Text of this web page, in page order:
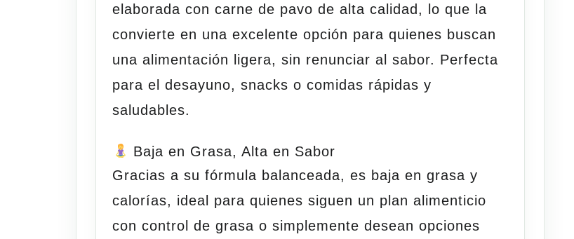
elaborada concarne de pavo de alta calidad , lo que la
convierte en una excelente opción para quienes buscan
una alimentación ligera, sin renunciar al sabor. Perfecta
para el desayuno, snacks o comidas rápidas y
saludables.
Baja en Grasa, Alta en Sabor
Gracias a su fórmula balanceada, es baja engrasa y
calorías, ideal para quienes siguen un plan alimenticio
con control de grasa o simplemente desean opciones